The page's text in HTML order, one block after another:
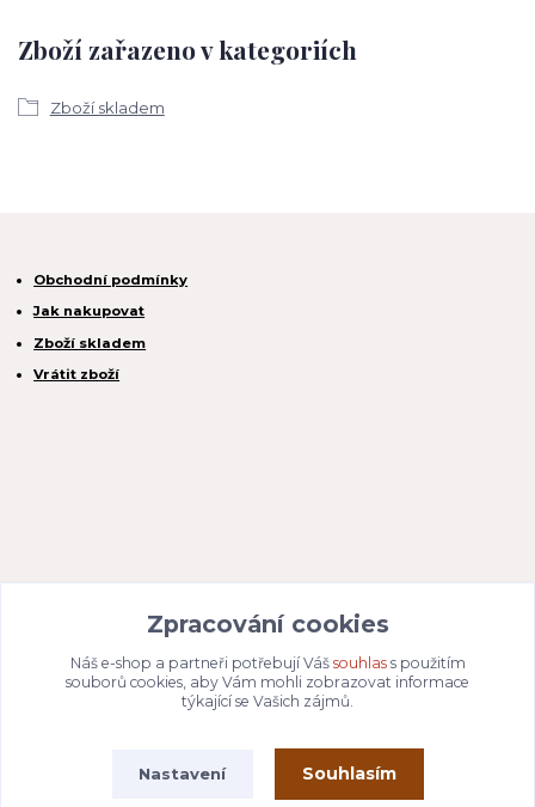
Zboží zařazeno v kategoriích
Zboží skladem
Obchodní podmínky
Jak nakupovat
Zboží skladem
Vrátit zboží
049 80 662
/ DIČ: CZ04980662
info@dizajnvbydleni.cz
940 214 829
Zpracování cookies
Náš e-shop a partneři potřebují Váš souhlass použitím
souborů cookies, aby Vám mohli zobrazovat informace
týkající se Vašich zájmů.
Nastavení Souhlasím